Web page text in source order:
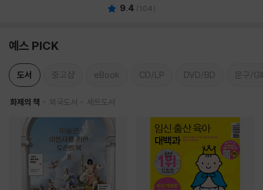
9.4 (104)
예스 PICK
도서 중고샵 eBook CD/LP DVD/BD 문구/
화제의 책 외국도서 세트도서